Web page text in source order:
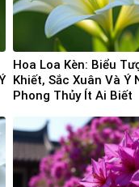
Hoa Loa Kèn: Biểu
Khiết, Sắc Xuân Và Ý
Phong Thủy Ít Ai Biết